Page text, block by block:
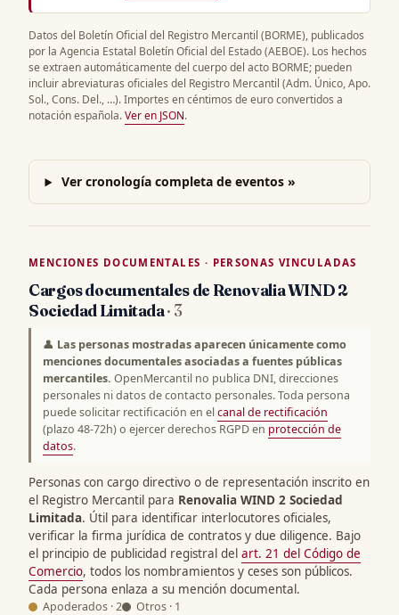
Datos del Boletín Oficial del Registro Mercantil (BORME), publicados
por la Agencia Estatal Boletín Oficial del Estado (AEBOE). Los hechos
se extraen automáticamente del cuerpo del acto BORME; pueden
incluir abreviaturas oficiales del Registro Mercantil (Adm. Único, Apo.
Sol., Cons. Del., …). Importes en céntimos de euro convertidos a
notación española.Ver en JSON.
Ver cronología completa de eventos »
MENCIONES DOCUMENTALES · PERSONAS VINCULADAS
Cargos documentales de Renovalia WIND 2
Sociedad Limitada· 3
👤 Las personas mostradas aparecen únicamente como
menciones documentales asociadas a fuentes públicas
mercantiles. OpenMercantil no publica DNI, direcciones
personales ni datos de contacto personales. Toda persona
puede solicitar rectificación en elcanal de rectificación
(plazo 48-72h) o ejercer derechos RGPD en protección de
datos.
Personas con cargo directivo o de representación inscrito en
el Registro Mercantil para Renovalia WIND 2 Sociedad
Limitada. Útil para identificar interlocutores oficiales,
verificar la firma jurídica de contratos y due diligence. Bajo
el principio de publicidad registral del art. 21 del Código de
Comercio, todos los nombramientos y ceses son públicos.
Cada persona enlaza a su mención documental.
Apoderados · 2 Otros · 1